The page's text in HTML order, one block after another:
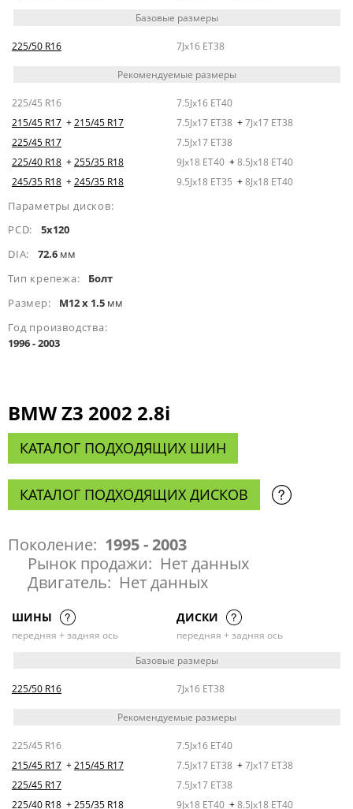
Базовые размеры
225/50 R16 7Jx16 ET38
Рекомендуемые размеры
225/45 R16
7.5Jx16 ET40
215/45 R17 +215/45 R17 7.5Jx17 ET38 +7Jx17 ET38
225/45 R17
7.5Jx17 ET38
225/40 R18 +255/35 R18 9Jx18 ET40 +8.5Jx18 ET40
245/35 R18 +245/35 R18 9.5Jx18 ET35 +8Jx18 ET40
Параметры дисков:
PCD:
5x120
DIA:
72.6 мм
Тип крепежа:
Болт
Размер:
M12 x 1.5 мм
Год производства:
1996 - 2003
BMW Z3 2002 2.8i
КАТАЛОГ ПОДХОДЯЩИХ ШИН
КАТАЛОГ ПОДХОДЯЩИХ ДИСКОВ
Поколение: 1995 - 2003
Рынок продажи: Нет данных
Двигатель: Нет данных
ШИНЫ
передняя + задняя ось
ДИСКИ
передняя + задняя ось
Базовые размеры
225/50 R16 7Jx16 ET38
Рекомендуемые размеры
225/45 R16
7.5Jx16 ET40
215/45 R17 +215/45 R17 7.5Jx17 ET38 +7Jx17 ET38
225/45 R17
7.5Jx17 ET38
225/40 R18 +255/35 R18 9Jx18 ET40 +8.5Jx18 ET40